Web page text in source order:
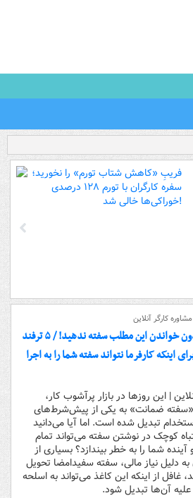
کارگر آنلاین
هرگز بدون خواندن این مطلب سفته ندهید! / ۵ ترفند
اینکه کارفرما نتواند سفته شما را به اجرا
| این روزها در بازار پرآشوب کار،
ضمانت» به یکی از پیش‌شرط‌های
تبدیل شده است. اما آیا می‌دانید
کوچک در نوشتن سفته می‌تواند تمام
آینده شما را به خطر بیندازد؟ بسیاری از
به دلیل نیاز مالی، سفته سفیدامضا تحویل
غافل از اینکه این کاغذ می‌تواند به اسلحه
علیه آن‌ها تبدیل شود.